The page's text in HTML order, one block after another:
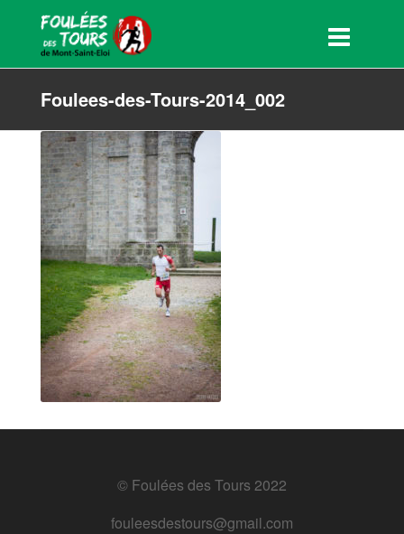
Foulees-des-Tours-2014_002
© Foulées des Tours 2022
fouleesdestours@gmail.com